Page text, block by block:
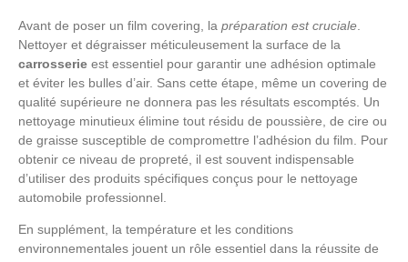
Avant de poser un film covering, la préparation est cruciale
Nettoyer et dégraisser méticuleusement la surface de la
carrosserie est essentiel pour garantir une adhésion optimale
et éviter les bulles d’air. Sans cette étape, même un covering de
qualité supérieure ne donnera pas les résultats escomptés. Un
nettoyage minutieux élimine tout résidu de poussière, de cire ou
de graisse susceptible de compromettre l’adhésion du film. Pour
obtenir ce niveau de propreté, il est souvent indispensable
d’utiliser des produits spécifiques conçus pour le nettoyage
automobile professionnel.
En supplément, la température et les conditions
environnementales jouent un rôle essentiel dans la réussite de